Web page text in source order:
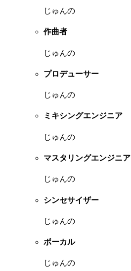
じゅんの
作曲者
じゅんの
プロデューサー
じゅんの
ミキシングエンジニア
じゅんの
マスタリングエンジニア
じゅんの
シンセサイザー
じゅんの
ボーカル
じゅんの